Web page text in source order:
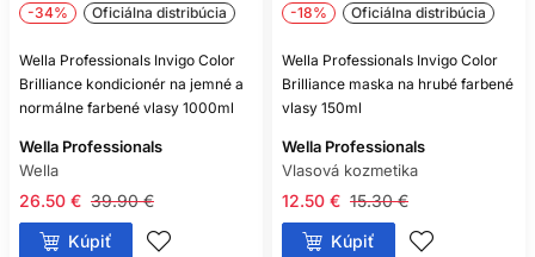
-34% Oficiálna distribúcia
Wella Professionals Invigo Color
Brilliance kondicionér na jemné a
normálne farbené vlasy 1000ml
Wella Professionals
Wella
39.90 €
26.50 €
Kúpiť
-18% Oficiálna distribúcia
Wella Professionals Invigo Color
Brilliance maska na hrubé farbené
vlasy 150ml
Wella Professionals
Vlasová kozmetika
15.30 €
12.50 €
Kúpiť